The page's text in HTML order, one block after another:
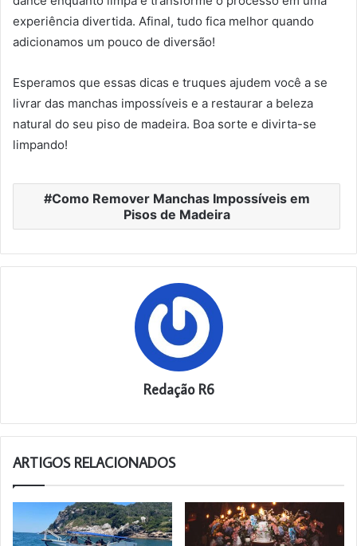
experiência divertida. Afinal, tudo fica melhor quando
adicionamos um pouco de diversão!
Esperamos que essas dicas e truques ajudem você a se
livrar das manchas impossíveis e a restaurar a beleza
natural do seu piso de madeira. Boa sorte e divirta-se
limpando!
Como Remover Manchas Impossíveis em
Pisos de Madeira
Redação R6
ARTIGOS RELACIONADOS